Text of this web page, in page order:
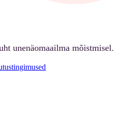
unenäomaailma mõistmisel.